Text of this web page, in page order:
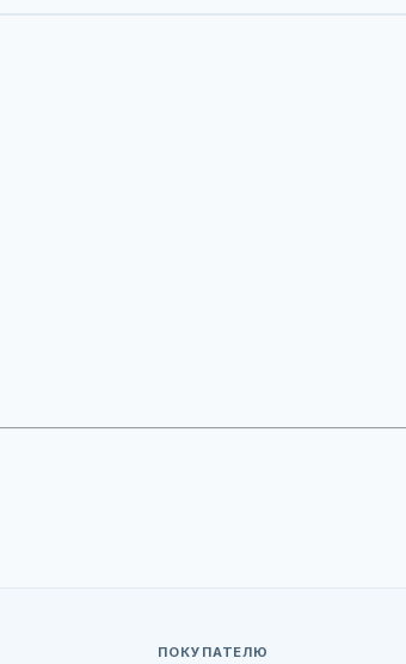
ПОКУПАТЕЛЮ